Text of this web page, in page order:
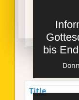
bis
Title